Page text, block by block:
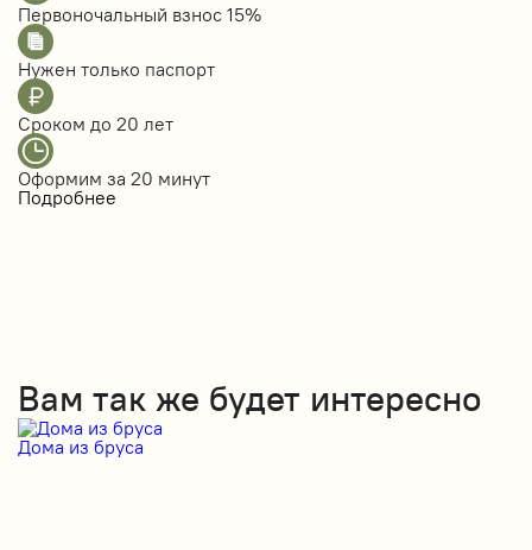
Первоночальный взнос 15%
Нужен только паспорт
Сроком до 20 лет
Оформим за 20 минут
Подробнее
Вам так же будет интересно
Дома из бруса